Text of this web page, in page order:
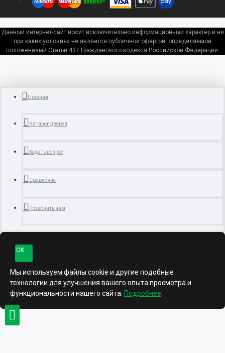
Данный интернет-сайт носит исключительно информационный характер и ни
при каких условиях не является публичной офертой, определяемой
положениями Статьи 437 Гражданского кодекса Российской Федерации.
Главная
Каталог дверей
Задать вопрос
Сравнение
Позвонить нам
OK
Мы используем файлы cookie и другие подобные
технологии для улучшения вашего опыта просмотра и
функциональности нашего сайта. Подробнее.